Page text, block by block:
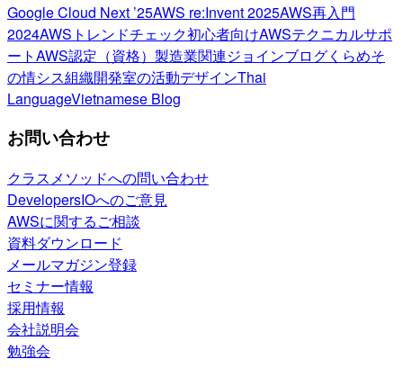
Google Cloud Next ’25AWS re:Invent 2025AWS再入門
2024AWSトレンドチェック初心者向けAWSテクニカルサポ
ートAWS認定（資格） 製造業関連ジョインブログくらめそ
の情シス組織開発室の活動デザインThai
LanguageVietnamese Blog
お問い合わせ
クラスメソッドへの問い合わせ
DevelopersIOへのご意見
AWSに関するご相談
資料ダウンロード
メールマガジン登録
セミナー情報
採用情報
会社説明会
勉強会